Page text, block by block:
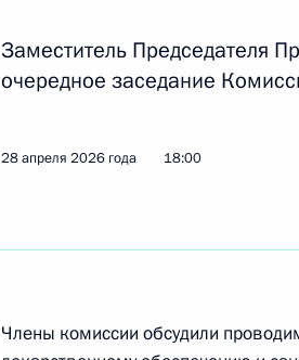
Заседание Комиссии по
Заместитель Председателя
очередное заседание
28 апреля 2026 года 18:00
Члены комиссии обсудили